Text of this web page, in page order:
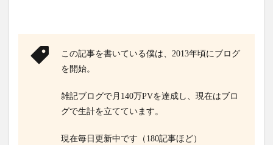
この記事を書いている僕は、2013年頃にブログ
を開始。
雑記ブログで月140万PVを達成し、現在はブロ
グで生計を立てています。
現在毎日更新中です（180記事ほど）